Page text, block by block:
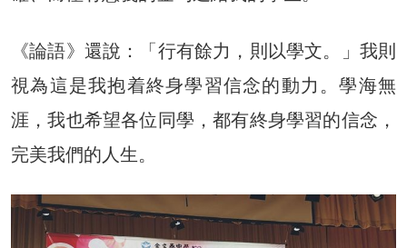
《論語》還說：「行有餘力，則以學文。」我則
視為這是我抱着終身學習信念的動力。學海無
涯，我也希望各位同學，都有終身學習的信念，
完美我們的人生。